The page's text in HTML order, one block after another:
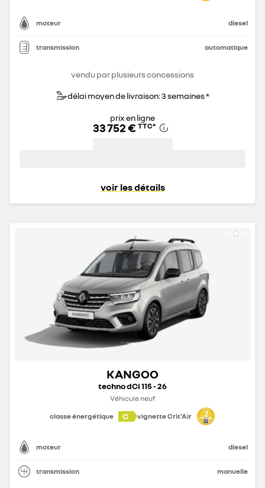
moteur diesel
transmission automatique
vendu par plusieurs concessions
délai moyen de livraison: 3 semaines *
prix en ligne
33 752 € TTC*
voir les détails
KANGOO
techno dCi 115 - 26
Véhicule neuf
classe énergétique
C vignette Crit'Air
moteur diesel
transmission manuelle